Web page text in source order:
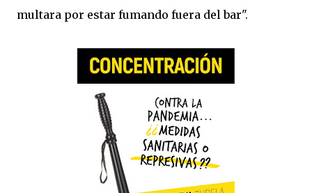
multara por estar fumando fuera del bar".